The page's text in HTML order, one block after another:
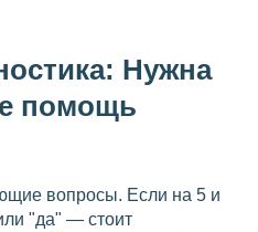
Нужна
помощь
вопросы. Если на 5 и
"да" — стоит